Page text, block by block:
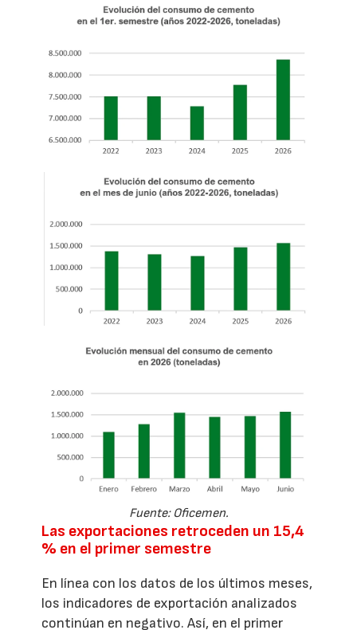
Fuente: Oficemen.
Las exportaciones retroceden un 15,4
% en el primer semestre
En línea con los datos de los últimos meses,
los indicadores de exportación analizados
continúan en negativo. Así, en el primer